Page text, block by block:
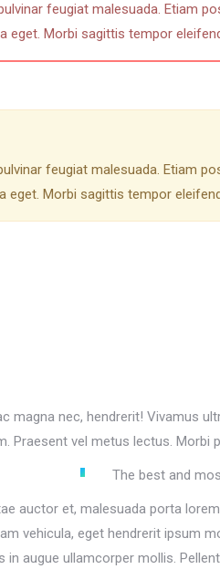
feugiat malesuada. Etiam
eget. Morbi sagittis tempor
feugiat malesuada. Etiam
eget. Morbi sagittis tempor
nec, hendrerit! Vivamus
Praesent vel metus lectus. Morbi
The best and
auctor et, malesuada porta
vehicula, eget hendrerit ipsum
augue ullamcorper mollis.